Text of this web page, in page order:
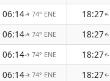
06:14↑ 74° ENE 18:27↑
06:14↑ 74° ENE 18:27↑
06:14↑ 74° ENE 18:27↑
06:14↑ 74° ENE 18:27↑